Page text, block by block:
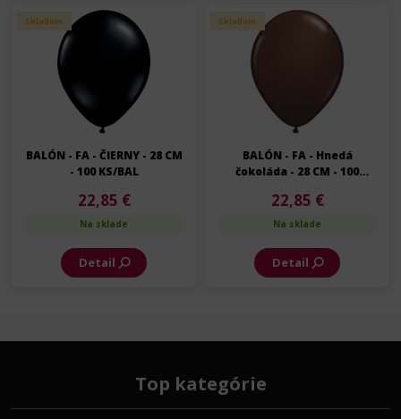
Skladom
BALÓN - FA - ČIERNY - 28 CM
- 100 KS/BAL
22,85 €
Na sklade
Detail
Skladom
BALÓN - FA - Hnedá
čokoláda - 28 CM - 100
22,85 €
Na sklade
Detail
Top kategórie